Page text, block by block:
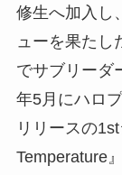
修生へ加入し
ューを果たし
でサブリーダ
年5月にハロ
リリースの
Temperature